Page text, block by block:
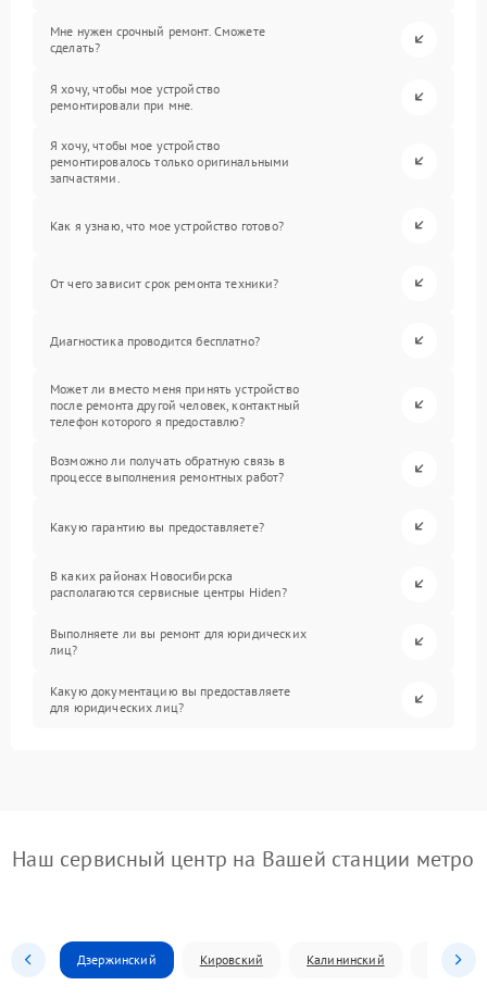
Мне нужен срочный ремонт. Сможете
сделать?
Я хочу, чтобы мое устройство
ремонтировали при мне.
Я хочу, чтобы мое устройство
ремонтировалось только оригинальными
запчастями.
Как я узнаю, что мое устройство готово?
От чего зависит срок ремонта техники?
Диагностика проводится бесплатно?
Может ли вместо меня принять устройство
после ремонта другой человек, контактный
телефон которого я предоставлю?
Возможно ли получать обратную связь в
процессе выполнения ремонтных работ?
Какую гарантию вы предоставляете?
В каких районах Новосибирска
располагаются сервисные центры Hiden?
Выполняете ли вы ремонт для юридических
лиц?
Какую документацию вы предоставляете
для юридических лиц?
Наш сервисный центр на Вашей станции метро
Дзержинский Кировский Калининский